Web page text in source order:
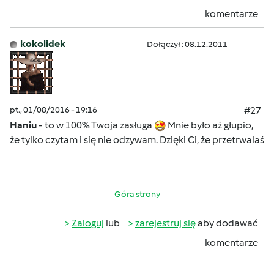
komentarze
kokolidek Dołączył : 08.12.2011
pt., 01/08/2016 - 19:16
#27
Haniu- to w 100% Twoja zasługa
Mnie było aż głupio,
że tylko czytam i się nie odzywam. Dzięki Ci, że przetrwalaś
Góra strony
Zaloguj lub zarejestruj sięaby dodawać
komentarze